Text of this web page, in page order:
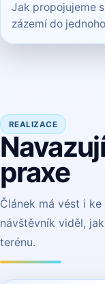
Jak propojujeme
zázemí do
REALIZACE
praxe
Článek má vést i
návštěvník viděl,
terénu.